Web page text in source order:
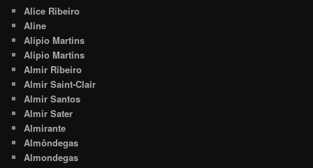
Alice Ribeiro
Aline
Alípio Martins
Alipio Martins
Almir Ribeiro
Almir Saint-Clair
Almir Santos
Almir Sater
Almirante
Almôndegas
Almondegas